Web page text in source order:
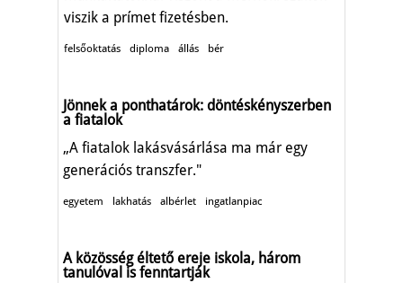
viszik a prímet fizetésben.
felsőoktatás diploma állás bér
Jönnek a ponthatárok: döntéskényszerben
a fiatalok
„A fiatalok lakásvásárlása ma már egy
generációs transzfer."
egyetem lakhatás albérlet ingatlanpiac
A közösség éltető ereje iskola, három
tanulóval is fenntartják